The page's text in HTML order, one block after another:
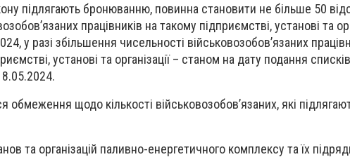
підлягають бронюванню, повинна становити не більше 50
працівників на такому підприємстві, установі та
у разі збільшення чисельності військовозобов’язаних
установі та організації – станом на дату подання
обмеження щодо кількості військовозобов’язаних, які
та організацій паливно-енергетичного комплексу та їх